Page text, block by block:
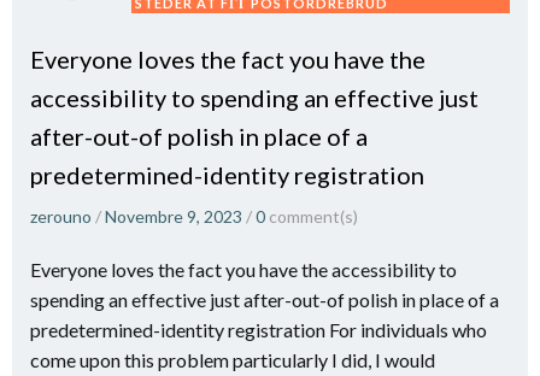
Everyone loves the fact you have the
accessibility to spending an effective just
after-out-of polish in place of a
predetermined-identity registration
zerouno /Novembre 9, 2023 /0 comment(s)
Everyone loves the fact you have the accessibility to
spending an effective just after-out-of polish in place of a
predetermined-identity registration For individuals who
come upon this problem particularly I did, I would